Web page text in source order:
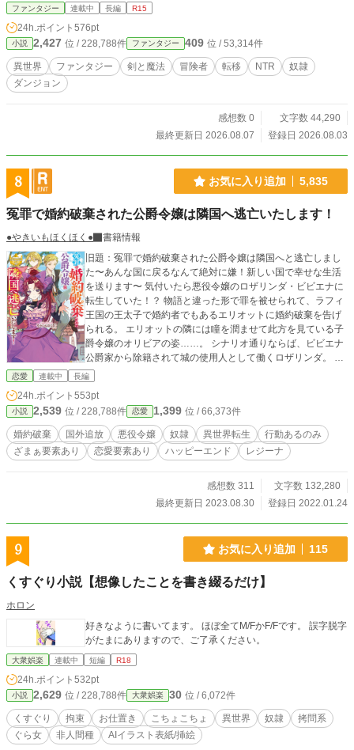
は、最初の村で一人で着実に力をつけていく。 感情に流されず、リスクを排除
し、徹底的に合理的な選択を取り続ける冷徹な剣士。 オルト村で未亡人との逢
瀬をやり遂げた彼は、さらなる成長を求めて旅立つことにした。 これは、自ら
の探求心と欲望にのみ忠実に生きる男が、自分の好きなように生きていく――
打算と蹂躙のダークファンタジー。
ファンタジー 連載中 長編 R15
24h.ポイント 576pt
小説 2,427 位 / 228,788件 ファンタジー 409 位 / 53,314件
異世界 ファンタジー 剣と魔法 冒険者 転移 NTR
奴隷
ダンジョン
感想数 0
文字数 44,290
最終更新日 2026.08.07
登録日 2026.08.03
8 お気に入り追加 5,835
冤罪で婚約破棄された公爵令嬢は隣国へ逃亡いたします！
●やきいもほくほく●
書籍情報
旧題：冤罪で婚約破棄された公爵令嬢は隣国へと逃亡しまし
た〜あんな国に戻るなんて絶対に嫌！新しい国で幸せな生活
を送ります〜 気付いたら悪役令嬢のロザリンダ・ビビエナに
転生していた！？ 物語と違った形で罪を被せられて、ラフィ
王国の王太子で婚約者でもあるエリオットに婚約破棄を告げ
られる。 エリオットの隣には瞳を潤ませて此方を見ている子
爵令嬢のオリビアの姿……。 シナリオ通りならば、ビビエナ
公爵家から除籍されて城の使用人として働くロザリンダ。 け
れど、こんな国はこっちから願い下げ。 冤罪と分かっている
国へ！ 酒場で看板娘として生きるロザリンダに迫る危機。 そ
して訳あり双子の秘密とは？
恋愛 連載中 長編
24h.ポイント 553pt
小説 2,539 位 / 228,788件 恋愛 1,399 位 / 66,373件
婚約破棄 国外追放 悪役令嬢 奴隷 異世界転生
行動あるのみ
ざまぁ要素あり
恋愛要素あり ハッピーエンド レジーナ
感想数 311
文字数 132,280
最終更新日 2023.08.30
登録日 2022.01.24
9 お気に入り追加 115
くすぐり小説【想像したことを書き綴るだけ】
ホロン
好きなように書いてます。 ほぼ全てM/FかF/Fです。 誤字脱字
がたまにありますので、ご了承ください。
大衆娯楽 連載中 短編 R18
24h.ポイント 532pt
小説 2,629 位 / 228,788件 大衆娯楽 30 位 / 6,072件
くすぐり 拘束 お仕置き こちょこちょ 異世界 奴隷
拷問系
ぐら女
非人間種 AIイラスト表紙/挿絵